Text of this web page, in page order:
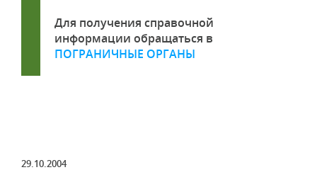
Для получения справочной
информации обращаться в
ПОГРАНИЧНЫЕ ОРГАНЫ
29.10.2004